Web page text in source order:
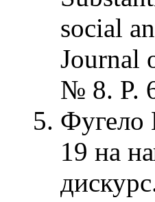
social
Journal
№ 8. P.
Фугело
19 на